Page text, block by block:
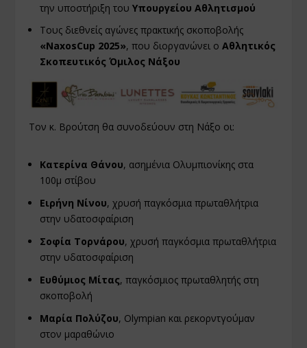
την υποστήριξη του Υπουργείου Αθλητισμού
Τους διεθνείς αγώνες πρακτικής σκοποβολής
«NaxosCup 2025», που διοργανώνει οΑθλητικός
Σκοπευτικός Όμιλος Νάξου
Τον κ. Βρούτση θα συνοδεύουν στη Νάξο οι:
Κατερίνα Θάνου, ασημένια Ολυμπιονίκης στα
100μ στίβου
Ειρήνη Νίνου, χρυσή παγκόσμια πρωταθλήτρια
στην υδατοσφαίριση
Σοφία Τορνάρου, χρυσή παγκόσμια πρωταθλήτρια
στην υδατοσφαίριση
Ευθύμιος Μίτας, παγκόσμιος πρωταθλητής στη
σκοποβολή
Μαρία Πολύζου, Olympian και ρεκορντγούμαν
στον μαραθώνιο